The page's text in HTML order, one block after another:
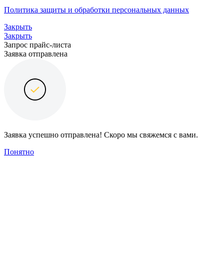
Политика защиты и обработки персональных данных
Закрыть
Закрыть
Запрос прайс-листа
Заявка отправлена
Заявка успешно отправлена! Скоро мы свяжемся с вами.
Понятно